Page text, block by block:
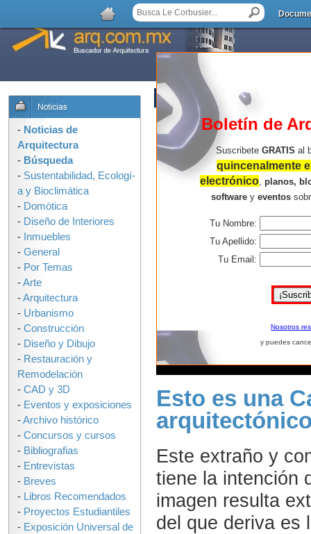
AGREGAR COMENTARIO
Esto es una
Este extraño y
tiene la intención
imagen resulta
del que deriva es
Boletín de
Suscribete GRATIS al
quincenalmente
electrónico, planos,
softwarey eventos
Tu Nombre:
Tu Apellido:
Tu Email:
Nosotros
y puedes
- Noticias de
Arquitectura
- Búsqueda
- Sustentabilidad, Ecologí­
a y Bioclimática
- Domótica
- Diseño de Interiores
- Inmuebles
- General
- Por Temas
-Arte
-Arquitectura
- Urbanismo
- Construcción
- Diseño y Dibujo
- Restauración y
Remodelación
- CAD y 3D
- Eventos y exposiciones
-Archivo histórico
- Concursos y cursos
- Bibliografias
- Entrevistas
- Breves
- Libros Recomendados
- Proyectos Estudiantiles
- Exposición Universal de